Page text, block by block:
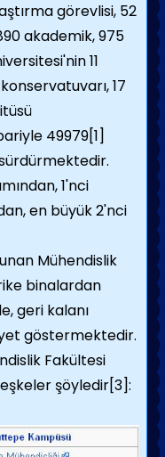
görevlisi, 52
akademik, 975
11
17
49979[1]
1'nci
en büyük 2'nci
Mühendislik
binalardan
geri kalanı
göstermektedir.
Fakültesi
şöyledir[3]: